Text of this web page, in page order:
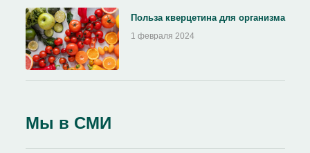
Польза кверцетина для организма
1 февраля 2024
Мы в СМИ